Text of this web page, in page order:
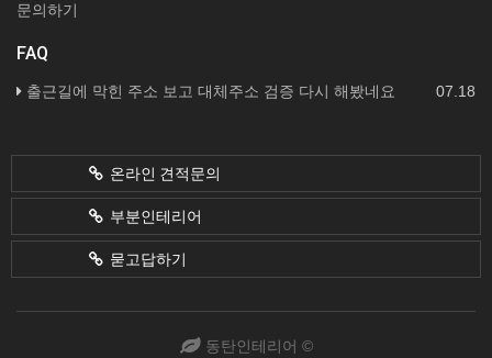
문의하기
FAQ
07.18
출근길에 막힌 주소 보고 대체주소 검증 다시 해봤네요
온라인 견적문의
부분인테리어
묻고답하기
동탄인테리어 ©